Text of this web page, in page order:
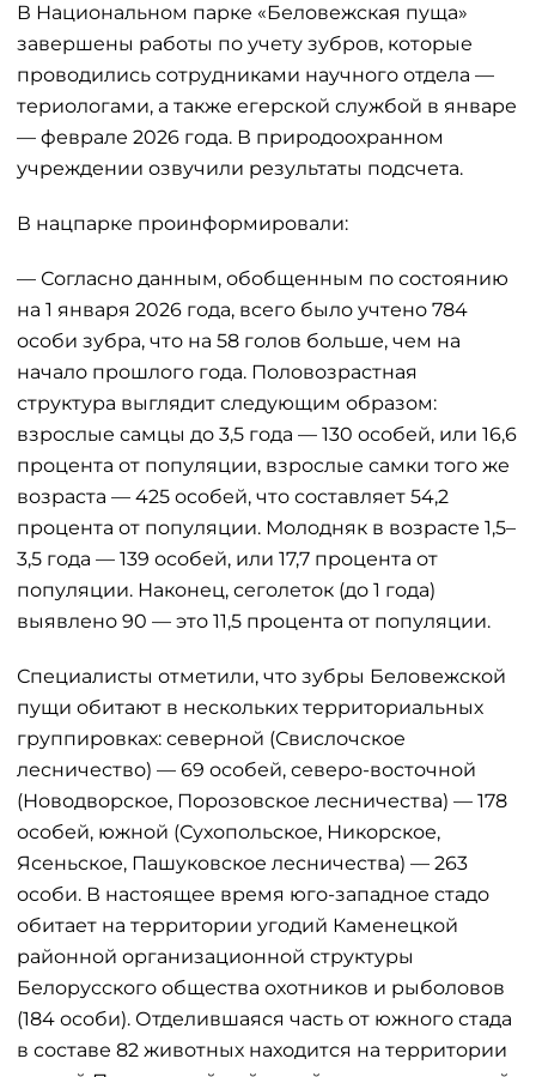
В Национальном парке «Беловежская пуща»
завершены работы по учету зубров, которые
проводились сотрудниками научного отдела —
териологами, а также егерской службой в январе
— феврале 2026 года. В природоохранном
учреждении озвучили результаты подсчета.
В нацпарке проинформировали:
— Согласно данным, обобщенным по состоянию
на 1 января 2026 года, всего было учтено 784
особи зубра, что на 58 голов больше, чем на
начало прошлого года. Половозрастная
структура выглядит следующим образом:
взрослые самцы до 3,5 года — 130 особей, или 16,6
процента от популяции, взрослые самки того же
возраста — 425 особей, что составляет 54,2
процента от популяции. Молодняк в возрасте 1,5–
3,5 года — 139 особей, или 17,7 процента от
популяции. Наконец, сеголеток (до 1 года)
выявлено 90 — это 11,5 процента от популяции.
Специалисты отметили, что зубры Беловежской
пущи обитают в нескольких территориальных
группировках: северной (Свислочское
лесничество) — 69 особей, северо-восточной
(Новодворское, Порозовское лесничества) — 178
особей, южной (Сухопольское, Никорское,
Ясеньское, Пашуковское лесничества) — 263
особи. В настоящее время юго-западное стадо
обитает на территории угодий Каменецкой
районной организационной структуры
Белорусского общества охотников и рыболовов
(184 особи). Отделившаяся часть от южного стада
в составе 82 животных находится на территории